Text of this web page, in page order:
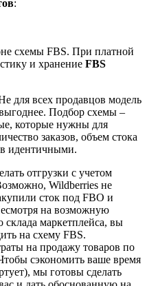
:
схемы FBS. При платной
и хранение FBS
для всех продавцов модель
Подбор схемы –
которые нужны для
заказов, объем стока
идентичными.
отгрузки с учетом
Wildberries не
сток под FBO и
на возможную
маркетплейса, вы
на схему FBS.
на продажу товаров по
сэкономить ваше время
мы готовы сделать